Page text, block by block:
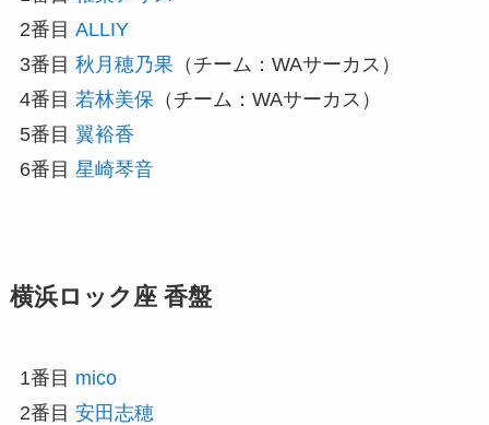
2番目 ALLIY
3番目 秋月穂乃果 （チーム：WAサーカス）
4番目 若林美保 （チーム：WAサーカス）
5番目 翼裕香
6番目 星崎琴音
横浜ロック座 香盤
1番目 mico
2番目 安田志穂